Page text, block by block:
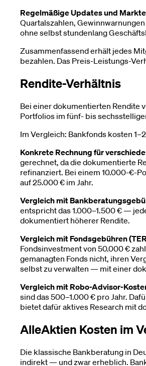
Regelmäßige Updates und
Quartalszahlen,
ohne selbst stundenlang
Zusammenfassend erhält jedes
bezahlen. Das Preis-Leistungs-
Rendite-Verhältnis
Bei einer dokumentierten Rendite
Portfolios im fünf- bis
Im Vergleich: Bankfonds kosten
Konkrete Rechnung für
gerechnet, da die dokumentierte
refinanziert. Bei einem 10.000-€-
auf 25.000 € im Jahr.
Vergleich mit
entspricht das 1.000–1.500 € —
dokumentiert höherer Rendite.
Vergleich mit Fondsgebühren
Fondsinvestment von 50.000 €
gemanagten Fonds nicht, ihren
selbst zu verwalten — mit einer
Vergleich mit Robo-Advisor-
sind das 500–1.000 € pro Jahr.
bietet dafür aktives Research mit
AlleAktien Kosten im
Die klassische Bankberatung in
indirekt — und zwar erheblich.